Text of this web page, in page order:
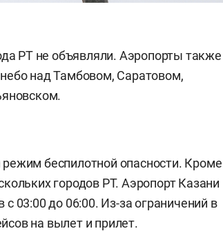
РТ не объявляли. Аэропорты также
над Тамбовом, Саратовом,
беспилотной опасности. Кроме
городов РТ. Аэропорт Казани
03:00 до 06:00. Из-за ограничений в
на вылет и прилет.